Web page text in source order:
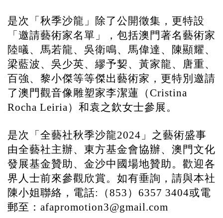
是次「秋季沙龍」除了公開徵集，更特設
「邀請藝術家名單」，包括澳門著名藝術家
陸㬢、馬若龍、吳衛鳴、馬偉達、陳顯耀、
梁藍波、吳少英、繆予㛃、黃家龍、唐重、
百強、黎小傑等等傑出藝術家，更特別邀請
了澳門觀音像雕塑家李潔蓮（Cristina
Rocha Leiria）和袁之欽女士參展。
是次「全藝社秋季沙龍2024 」之藝術盛事
由全藝社主辦、東方基金會協辦、澳門文化
發展基金贊助、金沙中國場地贊助。歡迎各
界人士前來參觀欣賞。如有垂詢，請與本社
陳小姐聯絡，電話: （853 ） 6357 3404或電
郵至： afapromotion3@gmail.com